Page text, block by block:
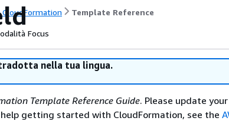
CloudFormation Template Reference
Focus
nella tua lingua.
Template Reference Guide. Please update your
help getting started with CloudFormation, see the